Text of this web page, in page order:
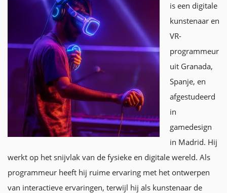
is een digitale
kunstenaar en
VR-
programmeur
uit Granada,
Spanje, en
afgestudeerd
in
gamedesign
in Madrid. Hij
werkt op het snijvlak van de fysieke en digitale wereld. Als
programmeur heeft hij ruime ervaring met het ontwerpen
van interactieve ervaringen, terwijl hij als kunstenaar de